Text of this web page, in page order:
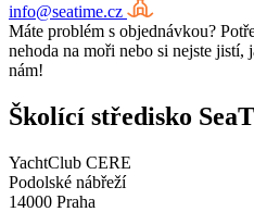
info@seatime.cz
Máte problém s objednávkou?
nehoda na moři nebo si nejste jistí,
nám!
Školící středisko
YachtClub CERE
Podolské nábřeží
14000 Praha